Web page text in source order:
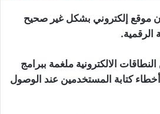
موقع إلكتروني بشكل غير صحيح
الالكترونية ملغمة ببرامج
كتابة المستخدمين عند الوصول